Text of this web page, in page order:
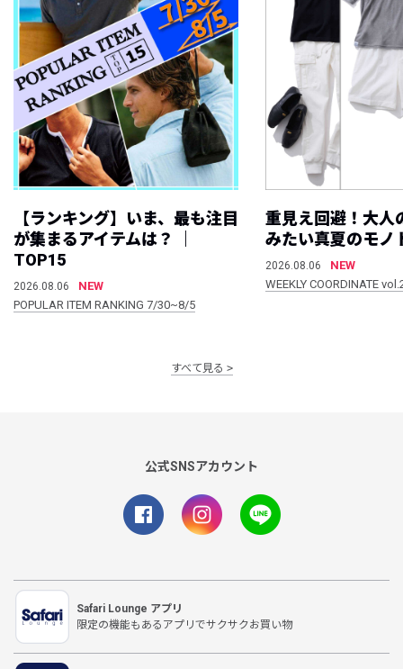
【ランキング】いま、最も注目
が集まるアイテムは？ ｜
TOP15
2026.08.06
NEW
POPULAR ITEM RANKING 7/30~8/5
重見え回避！大人
みたい真夏のモノ
2026.08.06
NEW
WEEKLY COORDINATE
すべて見る
公式SNSアカウント
Safari Lounge アプリ
限定の機能もあるアプリでサクサクお買い物